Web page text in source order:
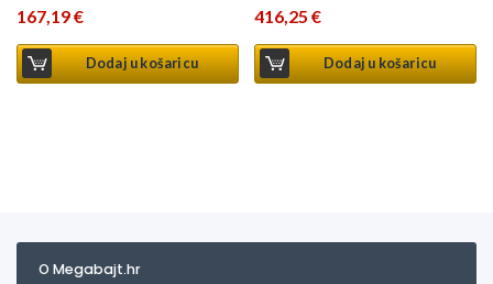
167,19€
Dodaj u košaricu
416,25€
Dodaj u košaricu
O Megabajt.hr